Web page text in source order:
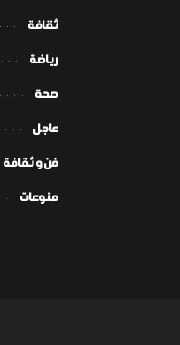
ثقافة
رياضة
صحة
عاجل
فن و ثقافة
منوعات